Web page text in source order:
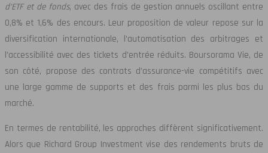
d’ETF et de fonds, avec des frais de gestion annuels oscillant entre
0,8% et 1,6% des encours. Leur proposition de valeur repose sur la
diversification internationale, l’automatisation des arbitrages et
l’accessibilité avec des tickets d’entrée réduits. Boursorama Vie, de
son côté, propose des contrats d’assurance-vie compétitifs avec
une large gamme de supports et des frais parmi les plus bas du
marché.
En termes de rentabilité, les approches diffèrent significativement.
Alors que Richard Group Investment vise des rendements bruts de